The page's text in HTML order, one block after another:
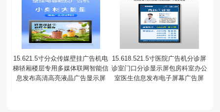
15.621.5寸分众传媒壁挂广告机电
梯轿厢楼层专用多媒体联网智能信
息发布高清高亮液晶广告显示屏
15.618.521.5寸医院广告机分诊屏
诊室门口分诊显示屏包房科室办公
室医生信息发布电子屏幕广告屏